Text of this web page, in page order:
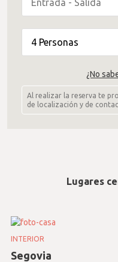
¿No
Al realizar la reserva te
de localización y de
Lugares
INTERIOR
Segovia